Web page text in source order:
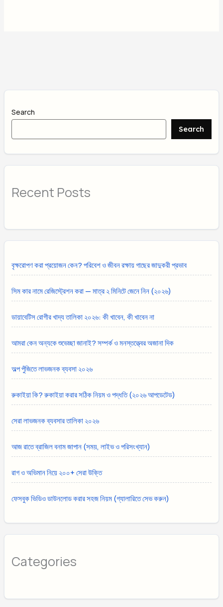
Search
Search
Recent Posts
বৃক্ষরোপণ করা প্রয়োজন কেন? পরিবেশ ও জীবন রক্ষায় গাছের জাদুকরী প্রভাব
সিম কার নামে রেজিস্ট্রেশন করা — মাত্র ২ মিনিটে জেনে নিন (২০২৬)
ডায়াবেটিস রোগীর খাদ্য তালিকা ২০২৬: কী খাবেন, কী খাবেন না
আমরা কেন অন্যকে শুভেচ্ছা জানাই? সম্পর্ক ও মনস্তত্ত্বের অজানা দিক
অল্প পুঁজিতে লাভজনক ব্যবসা ২০২৬
রুকাইয়া কি? রুকাইয়া করার সঠিক নিয়ম ও পদ্ধতি (২০২৬ আপডেটেড)
সেরা লাভজনক ব্যবসার তালিকা ২০২৬
আজ রাতে ব্রাজিল বনাম জাপান (সময়, লাইভ ও পরিসংখ্যান)
রাগ ও অভিমান নিয়ে ২০০+ সেরা উক্তি
ফেসবুক ভিডিও ডাউনলোড করার সহজ নিয়ম (গ্যালারিতে সেভ করুন)
Categories